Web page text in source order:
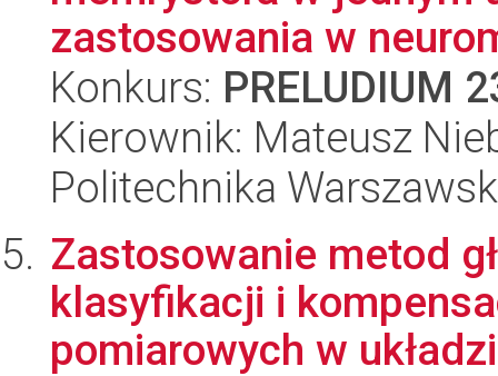
zastosowania w
Konkurs: PRELUDIUM
Kierownik: Mateusz
Politechnika
Zastosowanie metod
klasyfikacji i
pomiarowych w